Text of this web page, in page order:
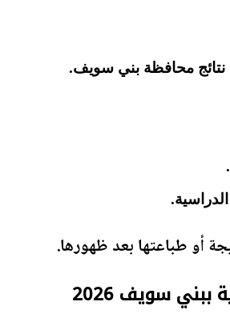
نتائج محافظة بني سويف.
أو طباعتها بعد ظهورها.
سويف 2026